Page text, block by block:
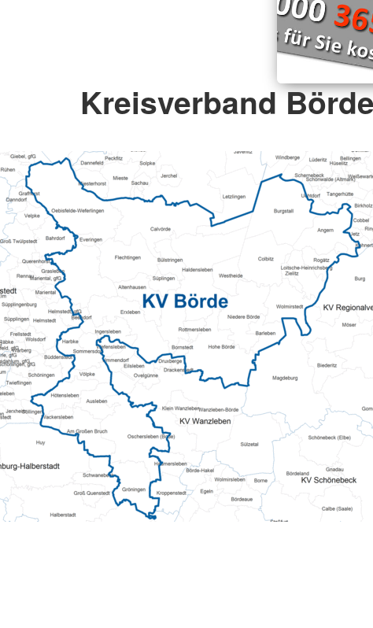
Kreisverband